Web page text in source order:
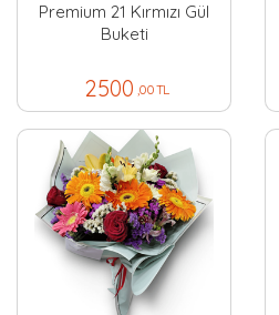
Premium 21 Kırmızı Gül
Buketi
2500 ,00 TL